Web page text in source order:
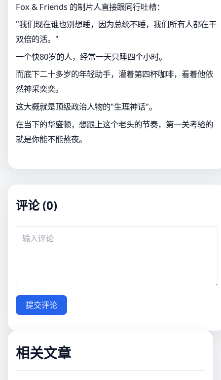
Fox & Friends 的制片人直接跟同行吐槽：
"我们现在谁也别想睡，因为总统不睡，我们所有人都在干
双倍的活。"
一个快80岁的人，经常一天只睡四个小时。
而底下二十多岁的年轻助手，灌着第四杯咖啡，看着他依
然神采奕奕。
这大概就是顶级政治人物的"生理神话"。
在当下的华盛顿，想跟上这个老头的节奏，第一关考验的
就是你能不能熬夜。
评论 (0)
提交评论
相关文章